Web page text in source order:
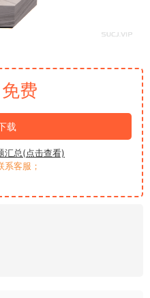
免费
载
汇总(点击查看)
客服；